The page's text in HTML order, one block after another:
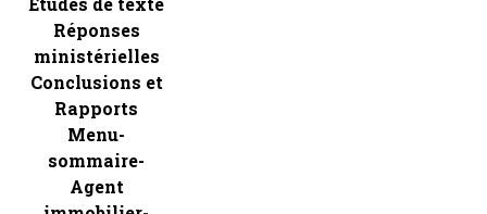
Réponses
ministérielles
Conclusions et
Rapports
Menu-
sommaire-
Agent